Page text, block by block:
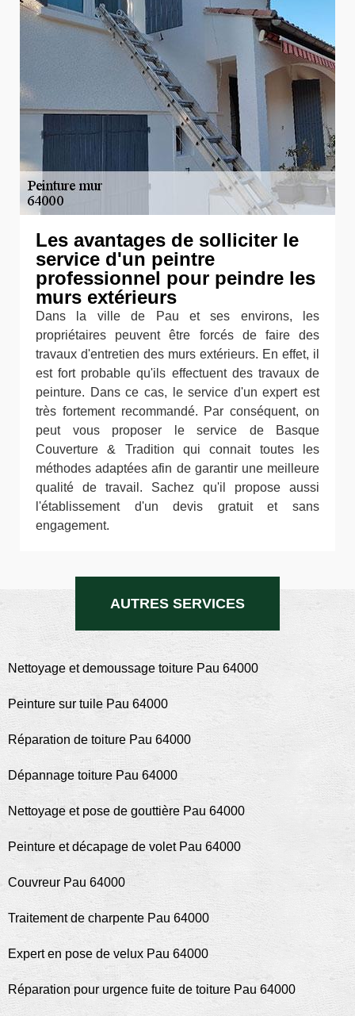
Les avantages de solliciter le
service d'un peintre
professionnel pour peindre les
murs extérieurs
Dans la ville de Pau et ses environs, les
propriétaires peuvent être forcés de faire des
travaux d'entretien des murs extérieurs. En effet, il
est fort probable qu'ils effectuent des travaux de
peinture. Dans ce cas, le service d'un expert est
très fortement recommandé. Par conséquent, on
peut vous proposer le service de Basque
Couverture & Tradition qui connait toutes les
méthodes adaptées afin de garantir une meilleure
qualité de travail. Sachez qu'il propose aussi
l'établissement d'un devis gratuit et sans
engagement.
AUTRES SERVICES
Nettoyage et demoussage toiture Pau 64000
Peinture sur tuile Pau 64000
Réparation de toiture Pau 64000
Dépannage toiture Pau 64000
Nettoyage et pose de gouttière Pau 64000
Peinture et décapage de volet Pau 64000
Couvreur Pau 64000
Traitement de charpente Pau 64000
Expert en pose de velux Pau 64000
Réparation pour urgence fuite de toiture Pau 64000